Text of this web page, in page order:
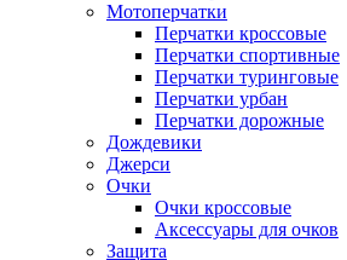
Мотоперчатки
Перчатки кроссовые
Перчатки спортивные
Перчатки туринговые
Перчатки урбан
Перчатки дорожные
Дождевики
Джерси
Очки
Очки кроссовые
Аксессуары для очков
Защита